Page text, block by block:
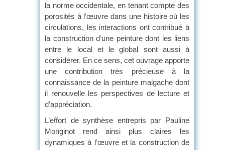
la norme occidentale, en tenant compte des
porosités à l’œuvre dans une histoire où les
circulations, les interactions ont contribué à
la construction d’une peinture dont les liens
entre le local et le global sont aussi à
considérer. En ce sens, cet ouvrage apporte
une contribution très précieuse à la
connaissance de la peinture malgache dont
il renouvelle les perspectives de lecture et
d’appréciation.
L’effort de synthèse entrepris par Pauline
Monginot rend ainsi plus claires les
dynamiques à l’œuvre et la construction de